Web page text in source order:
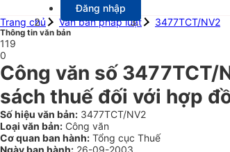
Đăng nhập
Trang chủ
Văn bản pháp luật 3477TCT/NV2
Thông tin văn bản
119
0
Công văn số
sách thuế đối với hợp
Số hiệu văn bản: 3477TCT/NV2
Loại văn bản: Công văn
Cơ quan ban hành: Tổng cục Thuế
Ngày ban hành: 26-09-2003